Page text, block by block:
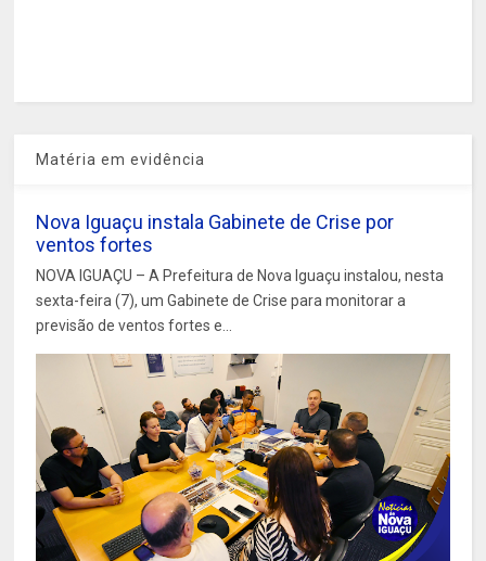
Matéria em evidência
Nova Iguaçu instala Gabinete de Crise por
ventos fortes
NOVA IGUAÇU – A Prefeitura de Nova Iguaçu instalou, nesta
sexta-feira (7), um Gabinete de Crise para monitorar a
previsão de ventos fortes e...